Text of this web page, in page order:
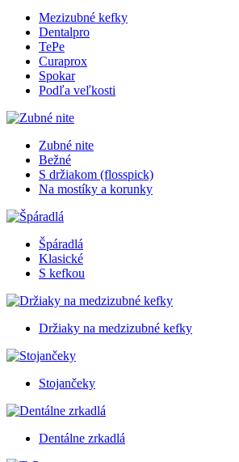
Mezizubné kefky
Dentalpro
TePe
Curaprox
Spokar
Podľa veľkosti
Zubné nite
Bežné
S držiakom (flosspick)
Na mostíky a korunky
Špáradlá
Klasické
S kefkou
Držiaky na medzizubné kefky
Stojančeky
Dentálne zrkadlá